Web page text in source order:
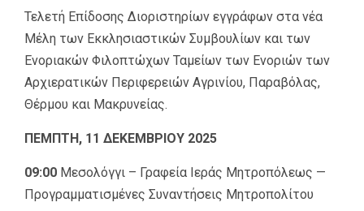
Τελετή Επίδοσης Διοριστηρίων εγγράφων στα νέα
Μέλη των Εκκλησιαστικών Συμβουλίων και των
Ενοριακών Φιλοπτώχων Ταμείων των Ενοριών των
Αρχιερατικών Περιφερειών Αγρινίου, Παραβόλας,
Θέρμου και Μακρυνείας.
ΠΕΜΠΤΗ, 11 ΔΕΚΕΜΒΡΙΟΥ 2025
09:00 Μεσολόγγι – Γραφεία Ιεράς Μητροπόλεως —
Προγραμματισμένες Συναντήσεις Μητροπολίτου